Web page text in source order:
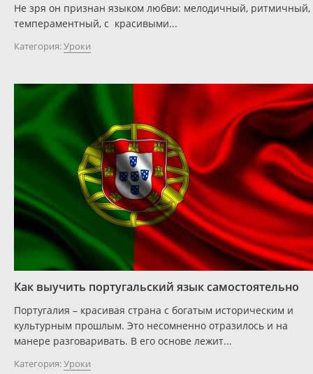
Не зря он признан языком любви: мелодичный, ритмичный,
темпераментный, с красивыми...
Категория:Уроки
Как выучить португальский язык самостоятельно
Португалия – красивая страна с богатым историческим и
культурным прошлым. Это несомненно отразилось и на
манере разговаривать. В его основе лежит...
Категория:Уроки